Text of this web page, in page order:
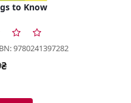
to Know
9780241397282